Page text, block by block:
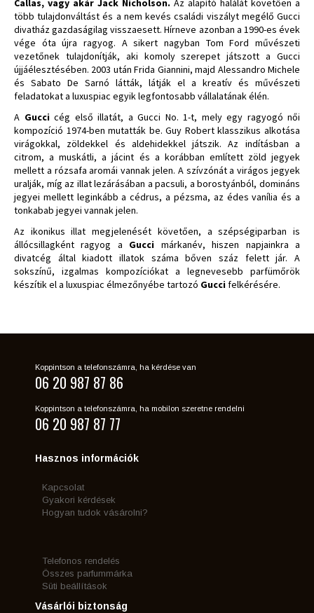
Callas, vagy akár Jack Nicholson. Az alapító halálát követően a
több tulajdonváltást és a nem kevés családi viszályt megélő Gucci
divatház gazdaságilag visszaesett. Hírneve azonban a 1990-es évek
vége óta újra ragyog. A sikert nagyban Tom Ford művészeti
vezetőnek tulajdonítják, aki komoly szerepet játszott a Gucci
újjáélesztésében. 2003 után Frida Giannini, majd Alessandro Michele
és Sabato De Sarnó látták, látják el a kreatív és művészeti
feladatokat a luxuspiac egyik legfontosabb vállalatának élén.
A Guccicég első illatát, a Gucci No. 1-t, mely egy ragyogó női
kompozíció 1974-ben mutatták be. Guy Robert klasszikus alkotása
virágokkal, zöldekkel és aldehidekkel játszik. Az indításban a
citrom, a muskátli, a jácint és a korábban említett zöld jegyek
mellett a rózsafa aromái vannak jelen. A szívzónát a virágos jegyek
uralják, míg az illat lezárásában a pacsuli, a borostyánból, domináns
jegyei mellett leginkább a cédrus, a pézsma, az édes vanília és a
tonkabab jegyei vannak jelen.
Az ikonikus illat megjelenését követően, a szépségiparban is
állócsillagként ragyog a Gucci márkanév, hiszen napjainkra a
divatcég által kiadott illatok száma bőven száz felett jár. A
sokszínű, izgalmas kompozíciókat a legnevesebb parfümőrök
készítik el a luxuspiac élmezőnyébe tartozó Guccifelkérésére.
Koppintson a telefonszámra, ha kérdése van
06 20 987 87 86
Koppintson a telefonszámra, ha mobilon szeretne rendelni
06 20 987 87 77
Hasznos információk
Kapcsolat
Gyakori kérdések
Hogyan tudok vásárolni?
Telefonos rendelés
Összes parfummárka
Süti beállítások
Vásárlói biztonság